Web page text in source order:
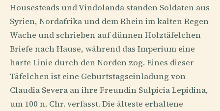
Housesteads und Vindolanda standen Soldaten aus
Syrien, Nordafrika und dem Rhein im kalten Regen
Wache und schrieben auf dünnen Holztäfelchen
Briefe nach Hause, während das Imperium eine
harte Linie durch den Norden zog. Eines dieser
Täfelchen ist eine Geburtstagseinladung von
Claudia Severa an ihre Freundin Sulpicia Lepidina,
um 100 n. Chr. verfasst. Die älteste erhaltene